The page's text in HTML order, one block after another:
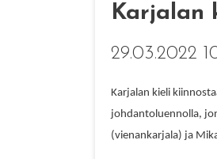
Karjalan
29.03.2022
Karjalan kieli
johdantoluennolla,
(vienankarjala) ja